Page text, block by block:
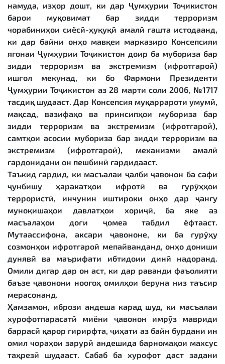
намуда, изҳор дошт, ки дар Ҷумҳурии Тоҷикистон
барои муқовимат бар зидди терроризм
чорабиниҳои сиёсӣ-ҳуқуқӣ амалӣ гашта истодаанд,
ки дар байни онҳо мавқеи марказиро Консепсияи
ягонаи Ҷумҳурии Тоҷикистон доир ба мубориза бар
зидди терроризм ва экстремизм (ифротгароӣ)
ишғол мекунад, ки бо Фармони Президенти
Ҷумҳурии Тоҷикистон аз 28 марти соли 2006, №1717
тасдиқ шудааст. Дар Консепсия муқаррароти умумӣ,
мақсад, вазифаҳо ва принсипҳои мубориза бар
зидди терроризм ва экстремизм (ифротгароӣ),
самтҳои асосии мубориза бар зидди терроризм ва
экстремизм (ифротгароӣ), механизми амалӣ
гардонидани он пешбинӣ гардидааст.
Таъкид гардид, ки масъалаи ҷалби ҷавонон ба сафи
ҷунбишу ҳаракатҳои ифротӣ ва гурӯҳҳои
террористӣ, инчунин иштироки онҳо дар ҷангу
муноқишаҳои давлатҳои хориҷӣ, ба яке аз
масъалаҳои доғи ҷомеа табдил ёфтааст.
Мутаассифона, аксари ҷавононе, ки ба гурӯҳу
созмонҳои ифротгароӣ мепайванданд, онҳо дониши
дунявӣ ва маърифати ибтидоии динӣ надоранд.
Омили дигар дар он аст, ки дар раванди фаъолияти
баъзе ҷавонони ноогоҳ омилҳои беруна низ таъсир
мерасонанд.
Ҳамзамон, ибрози андеша карад шуд, ки масъалаи
хурофотпарасатӣ миёни ҷавонон имрӯз мавриди
баррасӣ қарор гирирфта, ҷиҳати аз байн бурдани ин
омил чораҳои зарурӣ андешида барномаҳои махсус
таҳрезӣ шудааст. Сабаб ба хурофот даст задани